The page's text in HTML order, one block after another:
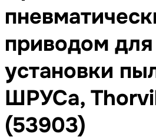
приводом для
установки
ШРУСа,
(53903)